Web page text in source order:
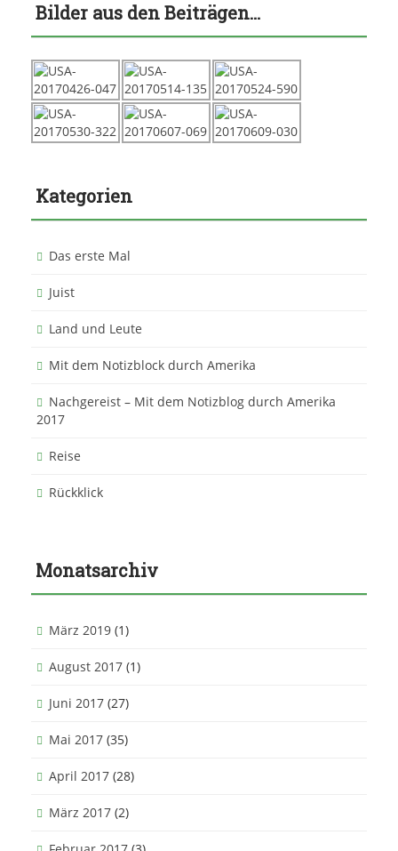
Bilder aus den Beiträgen…
Kategorien
Das erste Mal
Juist
Land und Leute
Mit dem Notizblock durch Amerika
Nachgereist – Mit dem Notizblog durch Amerika
2017
Reise
Rückklick
Monatsarchiv
März 2019 (1)
August 2017 (1)
Juni 2017 (27)
Mai 2017 (35)
April 2017 (28)
März 2017 (2)